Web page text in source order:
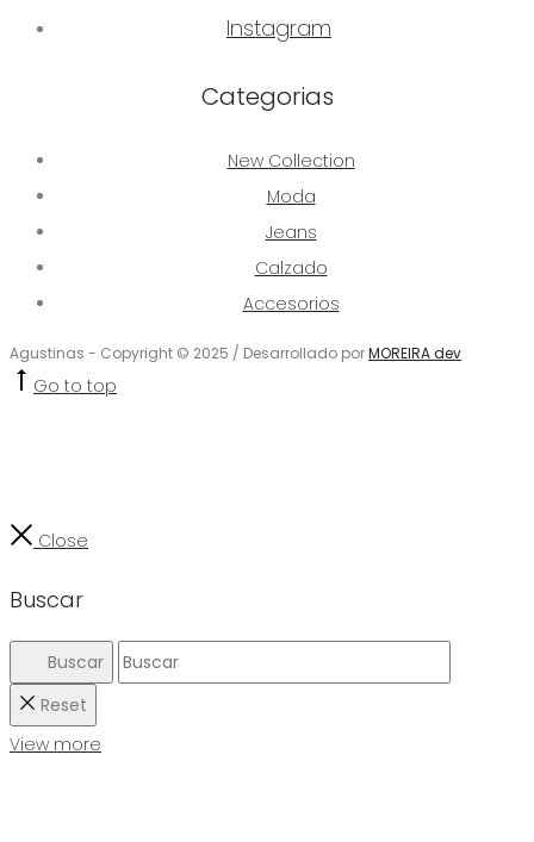
Instagram
Categorias
New Collection
Moda
Jeans
Calzado
Accesorios
Agustinas - Copyright © 2025 / Desarrollado porMOREIRA dev
Go to top
Close
Buscar
Buscar
Reset
View more